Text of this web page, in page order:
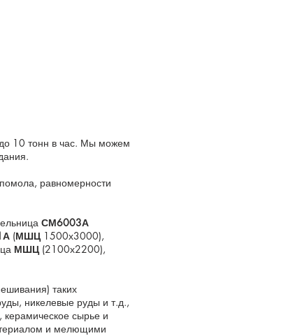
10 тонн в час. Мы можем
равномерности
СМ6003А
(МШЦ1500х3000),
МШЦ(2100х2200),
таких
никелевые руды и т.д.,
сырье и
и мелющими